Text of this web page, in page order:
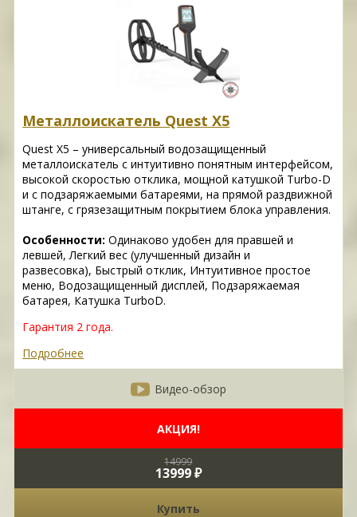
Металлоискатель Quest X5
Quest X5 – универсальный водозащищенный
металлоискатель с интуитивно понятным интерфейсом,
высокой скоростью отклика, мощной катушкой Turbo-D
и с подзаряжаемыми батареями, на прямой раздвижной
штанге, с грязезащитным покрытием блока управления.
Особенности: Одинаково удобен для правшей и
левшей, Легкий вес (улучшенный дизайн и
развесовка), Быстрый отклик, Интуитивное простое
меню, Водозащищенный дисплей, Подзаряжаемая
батарея, Катушка TurboD.
Гарантия 2 года.
Подробнее
Видео-обзор
АКЦИЯ!
14999
13999 ₽
Купить